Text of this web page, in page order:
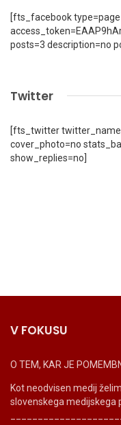
[fts_facebook
posts=3 description=no
Twitter
[fts_twitter
cover_photo=no
show_replies=no]
V FOKUSU
O TEM, KAR JE
Kot neodvisen medij
slovenskega medijskega